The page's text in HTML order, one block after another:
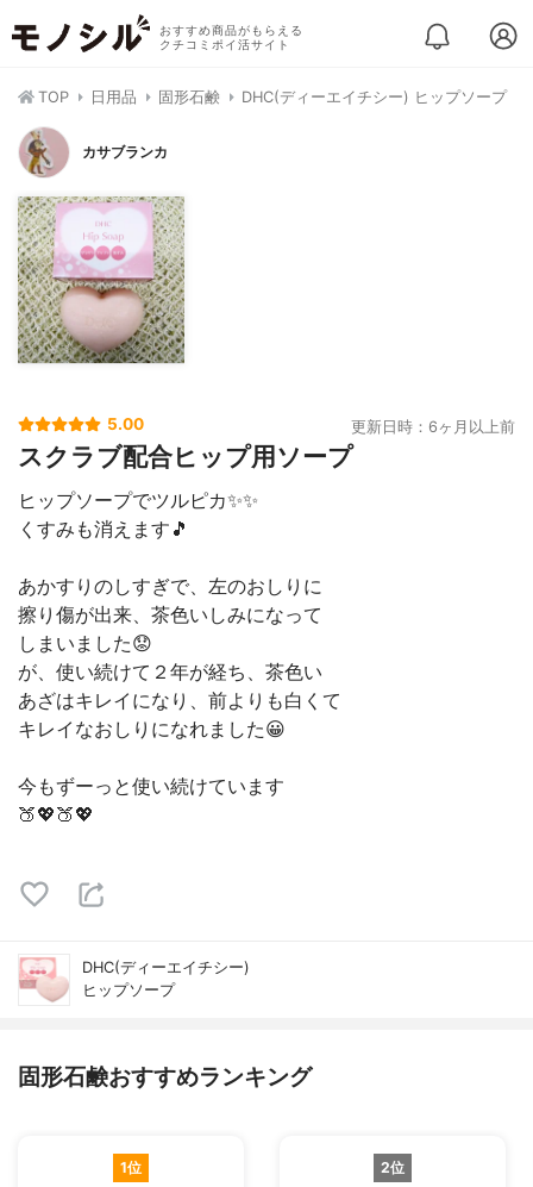
おすすめ商品がもらえる
クチコミポイ活サイト
TOP 日用品 固形石鹸 DHC(ディーエイチシー) ヒップソープ
カサブランカ
5.00 更新日時：6ヶ月以上前
スクラブ配合ヒップ用ソープ
ヒップソープでツルピカ✨✨
くすみも消えます🎵
あかすりのしすぎで、左のおしりに
擦り傷が出来、茶色いしみになって
しまいました😟
が、使い続けて２年が経ち、茶色い
あざはキレイになり、前よりも白くて
キレイなおしりになれました😀
今もずーっと使い続けています
🍑💖🍑💖
DHC(ディーエイチシー)
ヒップソープ
固形石鹸おすすめランキング
1位 2位